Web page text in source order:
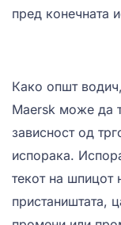
пред конечната
Како општ
Maersk може да
зависност од
испорака.
текот на шпицот
пристаништата,